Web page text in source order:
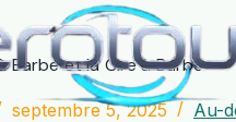
Barbe et la Cire à Barbe
septembre 5, 2025 Au-